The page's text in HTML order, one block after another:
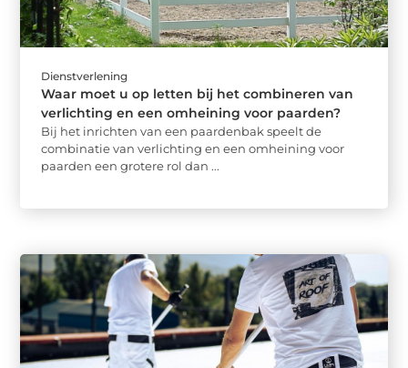
Dienstverlening
Waar moet u op letten bij het combineren van
verlichting en een omheining voor paarden?
Bij het inrichten van een paardenbak speelt de
combinatie van verlichting en een omheining voor
paarden een grotere rol dan ...